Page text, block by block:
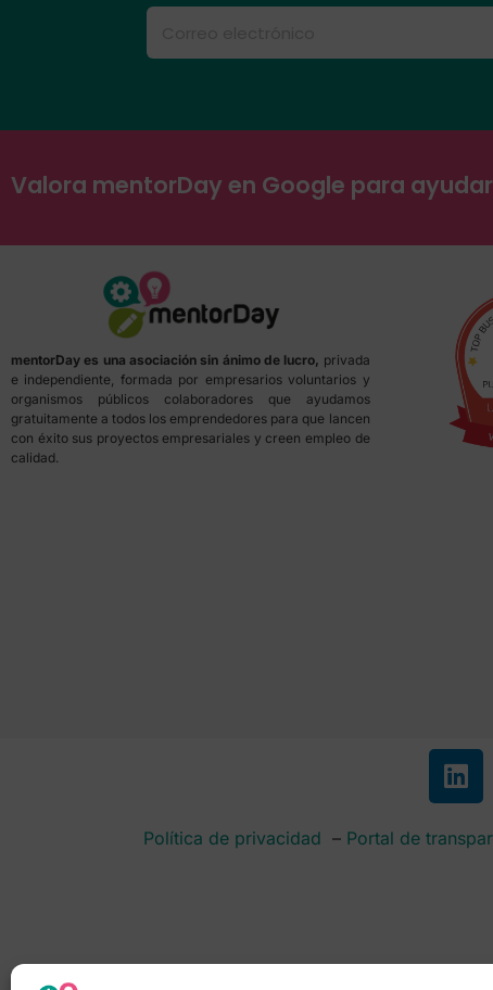
Valora mentorDay en Google para
mentorDay es una asociación sin ánimo de lucro, privada
e independiente, formada por empresarios voluntarios y
organismos públicos colaboradores que ayudamos
gratuitamente a todos los emprendedores para que lancen
con éxito sus proyectos empresariales y creen empleo de
calidad.
Política de privacidad – Portal de